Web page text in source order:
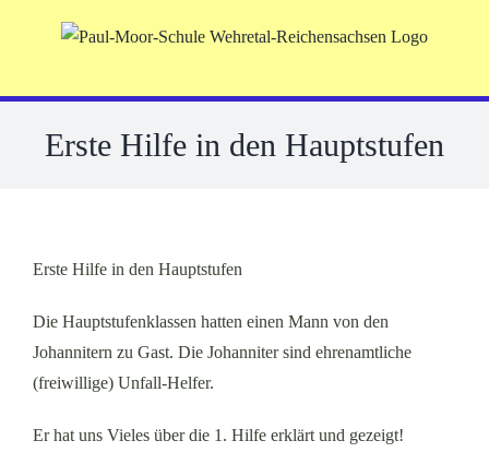
Erste Hilfe in den Hauptstufen
Erste Hilfe in den Hauptstufen
Die Hauptstufenklassen hatten einen Mann von den
Johannitern zu Gast. Die Johanniter sind ehrenamtliche
(freiwillige) Unfall-Helfer.
Er hat uns Vieles über die 1. Hilfe erklärt und gezeigt!